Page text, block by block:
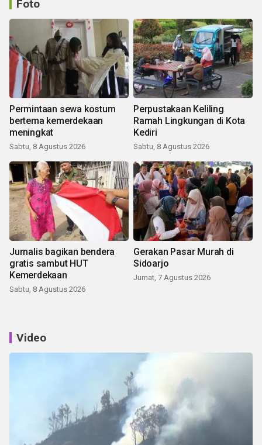
Foto
Permintaan sewa kostum
bertema kemerdekaan
meningkat
Sabtu, 8 Agustus 2026
Perpustakaan Keliling
Ramah Lingkungan di Kota
Kediri
Sabtu, 8 Agustus 2026
Jurnalis bagikan bendera
gratis sambut HUT
Kemerdekaan
Sabtu, 8 Agustus 2026
Gerakan Pasar Murah di
Sidoarjo
Jumat, 7 Agustus 2026
Video